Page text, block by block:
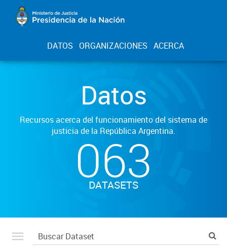
DATOS ORGANIZACIONES ACERCA
Datos
Recursos acerca del funcionamiento del sistema de
justicia de la República Argentina.
063
DATASETS